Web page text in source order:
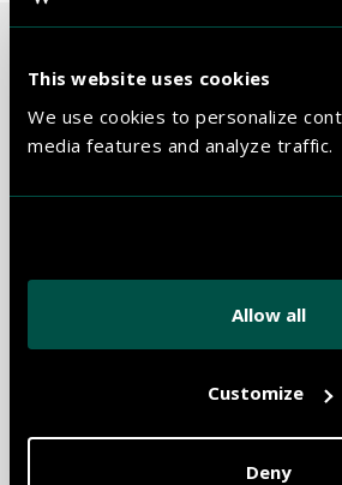
This website uses cookies
We use cookies to personalize
media features and analyze traffic.
Allow all
Customize
Deny
COMFORT ROOM